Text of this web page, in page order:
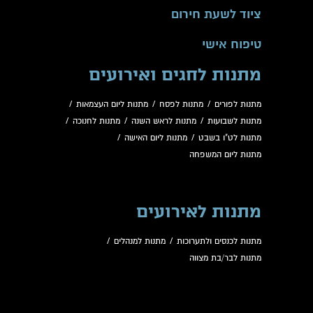
ציוד לשעת חירום
טיפוח אישי
מתנות לחגים ואירועים
מתנות לפורים / מתנות לפסח / מתנות ליום העצמאות /
מתנות לשבועות / מתנות לראש השנה / מתנות לחנוכה /
מתנות לט"ו בשבט / מתנות ליום האישה /
מתנות ליום המשפחה
מתנות לאירועים
מתנות לכנסים ולתערוכות / מתנות למנהלים /
מתנות לבר/בת מצווה